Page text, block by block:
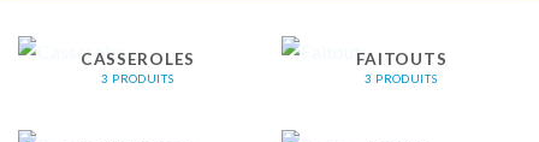
CASSEROLES
3 PRODUITS
FAITOUTS
3 PRODUITS